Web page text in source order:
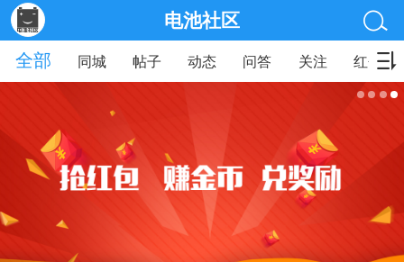
电池社区
全部
同城 帖子 动态 问答 关注 红包